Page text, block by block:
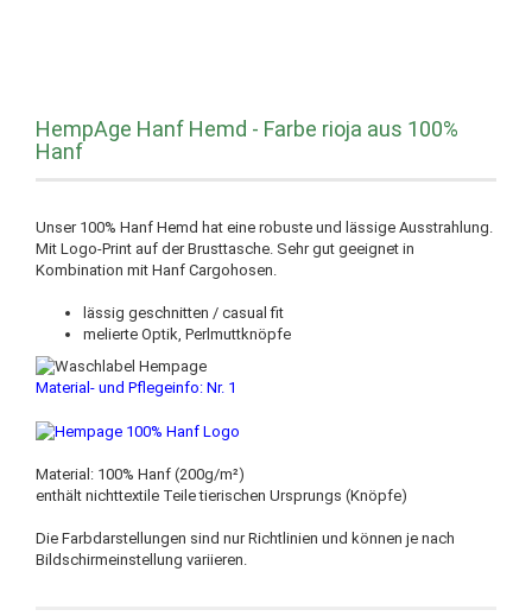
HempAge Hanf Hemd - Farbe rioja aus 100%
Hanf
Unser 100% Hanf Hemd hat eine robuste und lässige Ausstrahlung.
Mit Logo-Print auf der Brusttasche. Sehr gut geeignet in
Kombination mit Hanf Cargohosen.
lässig geschnitten / casual fit
melierte Optik, Perlmuttknöpfe
Material- und Pflegeinfo: Nr. 1
Material: 100% Hanf (200g/m²)
enthält nichttextile Teile tierischen Ursprungs (Knöpfe)
Die Farbdarstellungen sind nur Richtlinien und können je nach
Bildschirmeinstellung variieren.